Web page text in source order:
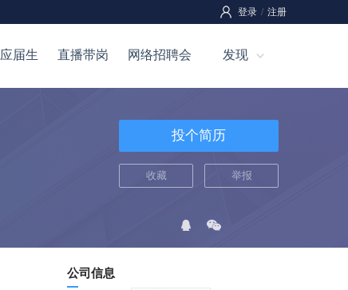
登录 / 注册
应届生 直播带岗 网络招聘会 发现
投个简历
收藏 举报
公司信息